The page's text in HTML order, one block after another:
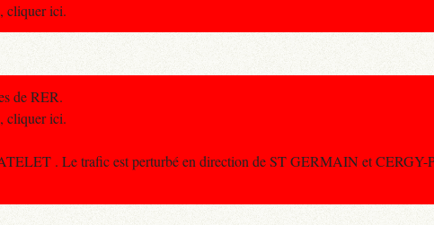
cliquer ici.
de RER.
cliquer ici.
. Le trafic est perturbé en direction de ST GERMAIN et CERGY-